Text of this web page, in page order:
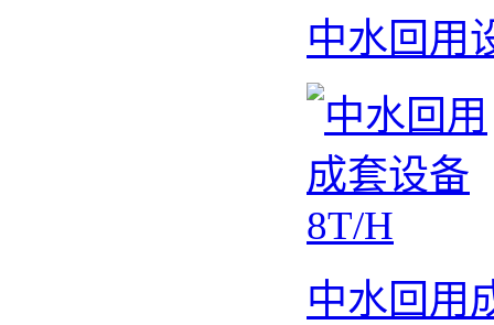
中水回用
中水回用